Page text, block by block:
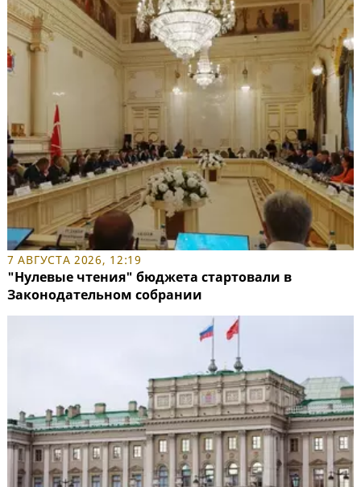
7 АВГУСТА 2026, 12:19
"Нулевые чтения" бюджета стартовали в
Законодательном собрании